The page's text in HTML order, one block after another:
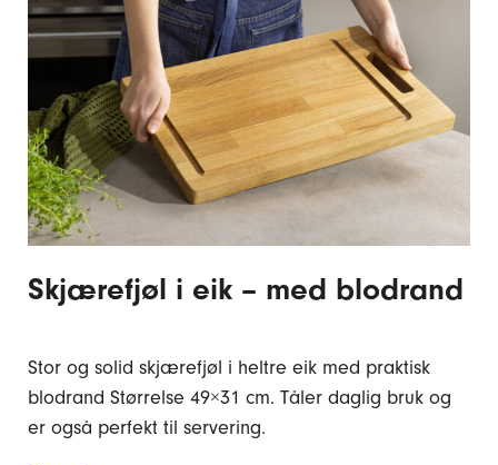
Skjærefjøl i eik – med blodrand
Stor og solid skjærefjøl i heltre eik med praktisk
blodrand Størrelse 49×31 cm. Tåler daglig bruk og
er også perfekt til servering.